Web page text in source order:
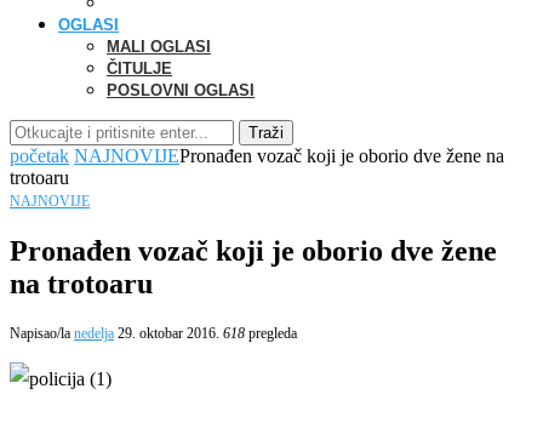
OGLASI
MALI OGLASI
ČITULJE
POSLOVNI OGLASI
Traži
početak NAJNOVIJEPronađen vozač koji je oborio dve žene na
trotoaru
NAJNOVIJE
Pronađen vozač koji je oborio dve žene
na trotoaru
Napisao/la nedelja 29. oktobar 2016. 618 pregleda